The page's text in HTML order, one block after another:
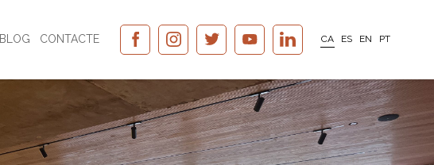
BLOG CONTACTE CA ES EN PT